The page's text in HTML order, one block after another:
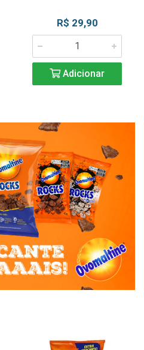
R$ 29,90
Adicionar